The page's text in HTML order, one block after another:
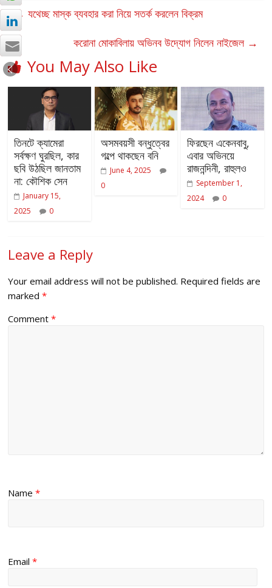
← যথেচ্ছ মাস্ক ব্যবহার করা নিয়ে সতর্ক করলেন বিক্রম
করোনা মোকাবিলায় অভিনব উদ্যোগ নিলেন নাইজেল →
You May Also Like
তিনটে ক্যামেরা
সর্বক্ষণ ঘুরছিল, কার
ছবি উঠছিল জানতাম
না: কৌশিক সেন
January 15,
2025
0
অসমবয়সী বন্ধুত্বের
গল্পে থাকছেন বনি
June 4, 2025
0
ফিরছেন একেনবাবু,
এবার অভিনয়ে
রাজনন্দিনী, রাহুলও
September 1,
2024
0
Leave a Reply
Your email address will not be published. Required fields are
marked*
Comment*
Name*
Email*